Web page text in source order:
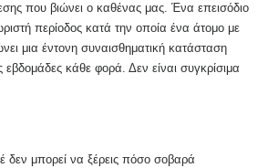
που βιώνει ο καθένας μας. Ένα επεισόδιο
περίοδος κατά την οποία ένα άτομο με
μια έντονη συναισθηματική κατάσταση
εβδομάδες κάθε φορά. Δεν είναι συγκρίσιμα
δεν μπορεί να ξέρεις πόσο σοβαρά